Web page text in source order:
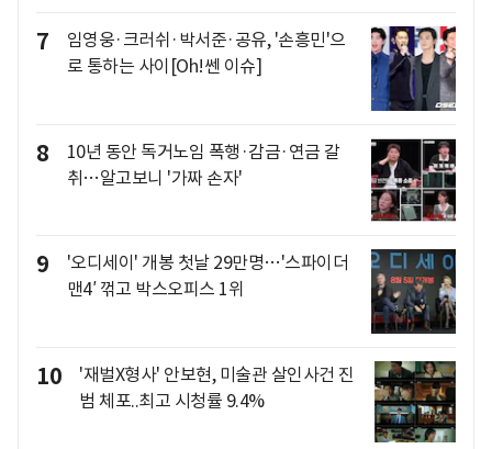
7
임영웅·크러쉬·박서준·공유, '손흥민'으
로 통하는 사이[Oh!쎈 이슈]
8
10년 동안 독거노임 폭행·감금·연금 갈
취…알고보니 '가짜 손자'
9
'오디세이' 개봉 첫날 29만명…'스파이더
맨4′ 꺾고 박스오피스 1위
10
'재벌X형사' 안보현, 미술관 살인사건 진
범 체포..최고 시청률 9.4%